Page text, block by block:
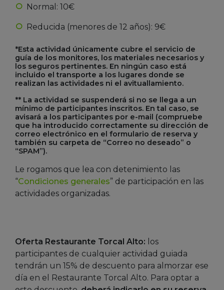
Normal: 10€
Reducida (menores de 12 años): 9€
*Esta actividad únicamente cubre el servicio de
guía de los monitores, los materiales necesarios y
los seguros pertinentes. En ningún caso está
incluido el transporte a los lugares donde se
realizan las actividades ni el avituallamiento.
** La actividad se suspenderá si no se llega a un
mínimo de participantes inscritos. En tal caso, se
avisará a los participantes por e-mail (compruebe
que ha introducido correctamente su dirección de
correo electrónico en el formulario de reserva y
también su carpeta de “Correo no deseado” o
“SPAM”).
Le rogamos que lea con detenimiento las
“Condiciones generales” de participación en las
actividades organizadas.
Oferta Restaurante Torcal Alto: los
participantes de cualquier actividad guiada
tendrán un 15% de descuento para almorzar ese
día en el Restaurante Torcal Alto. Para optar a